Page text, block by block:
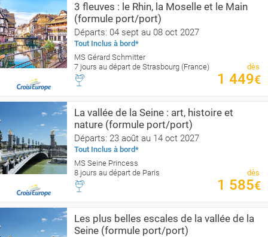
3 fleuves : le Rhin, la Moselle et le Main
(formule port/port)
Départs: 04 sept au 08 oct 2027
Tout Inclus à bord*
MS Gérard Schmitter
7 jours au départ de Strasbourg (France)
dès
1 449€
La vallée de la Seine : art, histoire et
nature (formule port/port)
Départs: 23 août au 14 oct 2027
Tout Inclus à bord*
MS Seine Princess
8 jours au départ de Paris
dès
1 585€
Les plus belles escales de la vallée de la
Seine (formule port/port)